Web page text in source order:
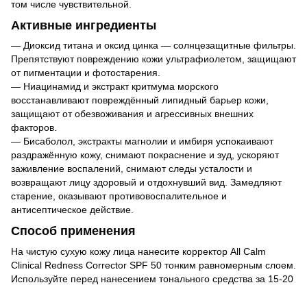
том числе чувствительной.
Активные ингредиенты
— Диоксид титана и оксид цинка — солнцезащитные фильтры.
Препятствуют повреждению кожи ультрафиолетом, защищают
от пигментации и фотостарения.
— Ниацинамид и экстракт критмума морского
восстанавливают повреждённый липидный барьер кожи,
защищают от обезвоживания и агрессивных внешних
факторов.
— Бисаболол, экстракты магнолии и имбиря успокаивают
раздражённую кожу, снимают покраснение и зуд, ускоряют
заживление воспалений, снимают следы усталости и
возвращают лицу здоровый и отдохнувший вид. Замедляют
старение, оказывают противовоспалительное и
антисептическое действие.
Способ применения
На чистую сухую кожу лица нанесите корректор All Calm
Clinical Redness Corrector SPF 50 тонким равномерным слоем.
Используйте перед нанесением тонального средства за 15-20